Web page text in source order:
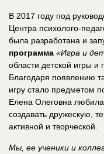
В 2017 году под
Центра психолого-
была разработана и
программа «Игра и
области детской игры и
Благодаря появлению
игру стало предметом
Елена Олеговна
создавать дружескую,
активной и творческой.
Мы, ее ученики и